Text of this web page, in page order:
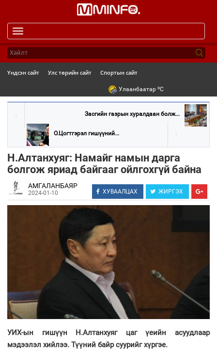
navigation
Үндсэн сайт Улс төрийн сайт Спортын сайт
Улаанбаатар oC
Засгийн газрын хуралдаан болж...
О.Цогтгэрэл гишүүний...
Н.Алтанхуяг: Намайг намын дарга
болгож яриад байгааг ойлгохгүй байна
АМГАЛАНБАЯР
2024-01-10 ХУВААЛЦАХ ЖИРГЭХ
УИХ-ын гишүүн Н.Алтанхуяг цаг үеийн асуудлаар
мэдээлэл хийлээ. Түүний байр суурийг хүргэе.